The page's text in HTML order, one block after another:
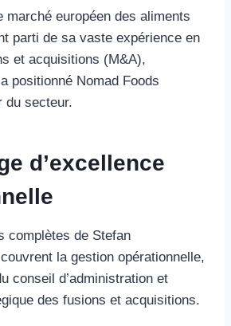
marché européen des aliments
parti de sa vaste expérience en
et acquisitions (M&A),
positionné Nomad Foods
du secteur.
d’excellence
complètes de Stefan
la gestion opérationnelle,
conseil d’administration et
des fusions et acquisitions.